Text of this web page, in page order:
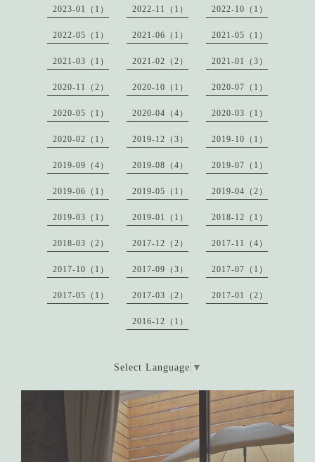
2023-01（1） 2022-11（1） 2022-10（1）
2022-05（1） 2021-06（1） 2021-05（1）
2021-03（1） 2021-02（2） 2021-01（3）
2020-11（2） 2020-10（1） 2020-07（1）
2020-05（1） 2020-04（4） 2020-03（1）
2020-02（1） 2019-12（3） 2019-10（1）
2019-09（4） 2019-08（4） 2019-07（1）
2019-06（1） 2019-05（1） 2019-04（2）
2019-03（1） 2019-01（1） 2018-12（1）
2018-03（2） 2017-12（2） 2017-11（4）
2017-10（1） 2017-09（3） 2017-07（1）
2017-05（1） 2017-03（2） 2017-01（2）
2016-12（1）
Select Language ▼